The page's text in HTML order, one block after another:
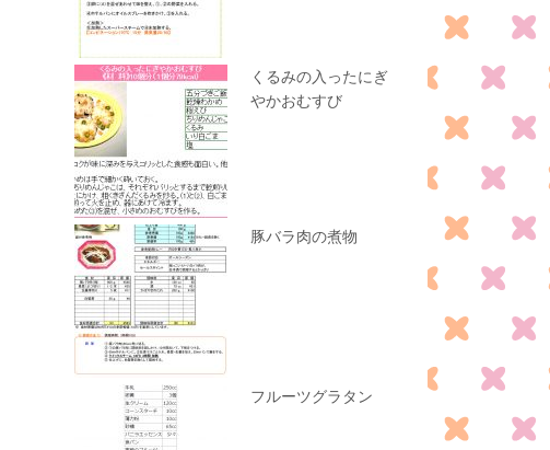
くるみの入ったにぎ
やかおむすび
豚バラ肉の煮物
フルーツグラタン